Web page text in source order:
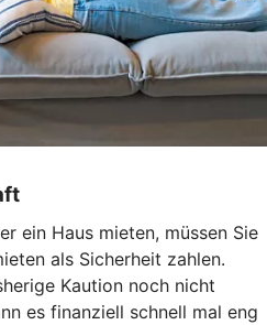
ein Haus mieten, müssen Sie
als Sicherheit zahlen.
Kaution noch nicht
es finanziell schnell mal eng